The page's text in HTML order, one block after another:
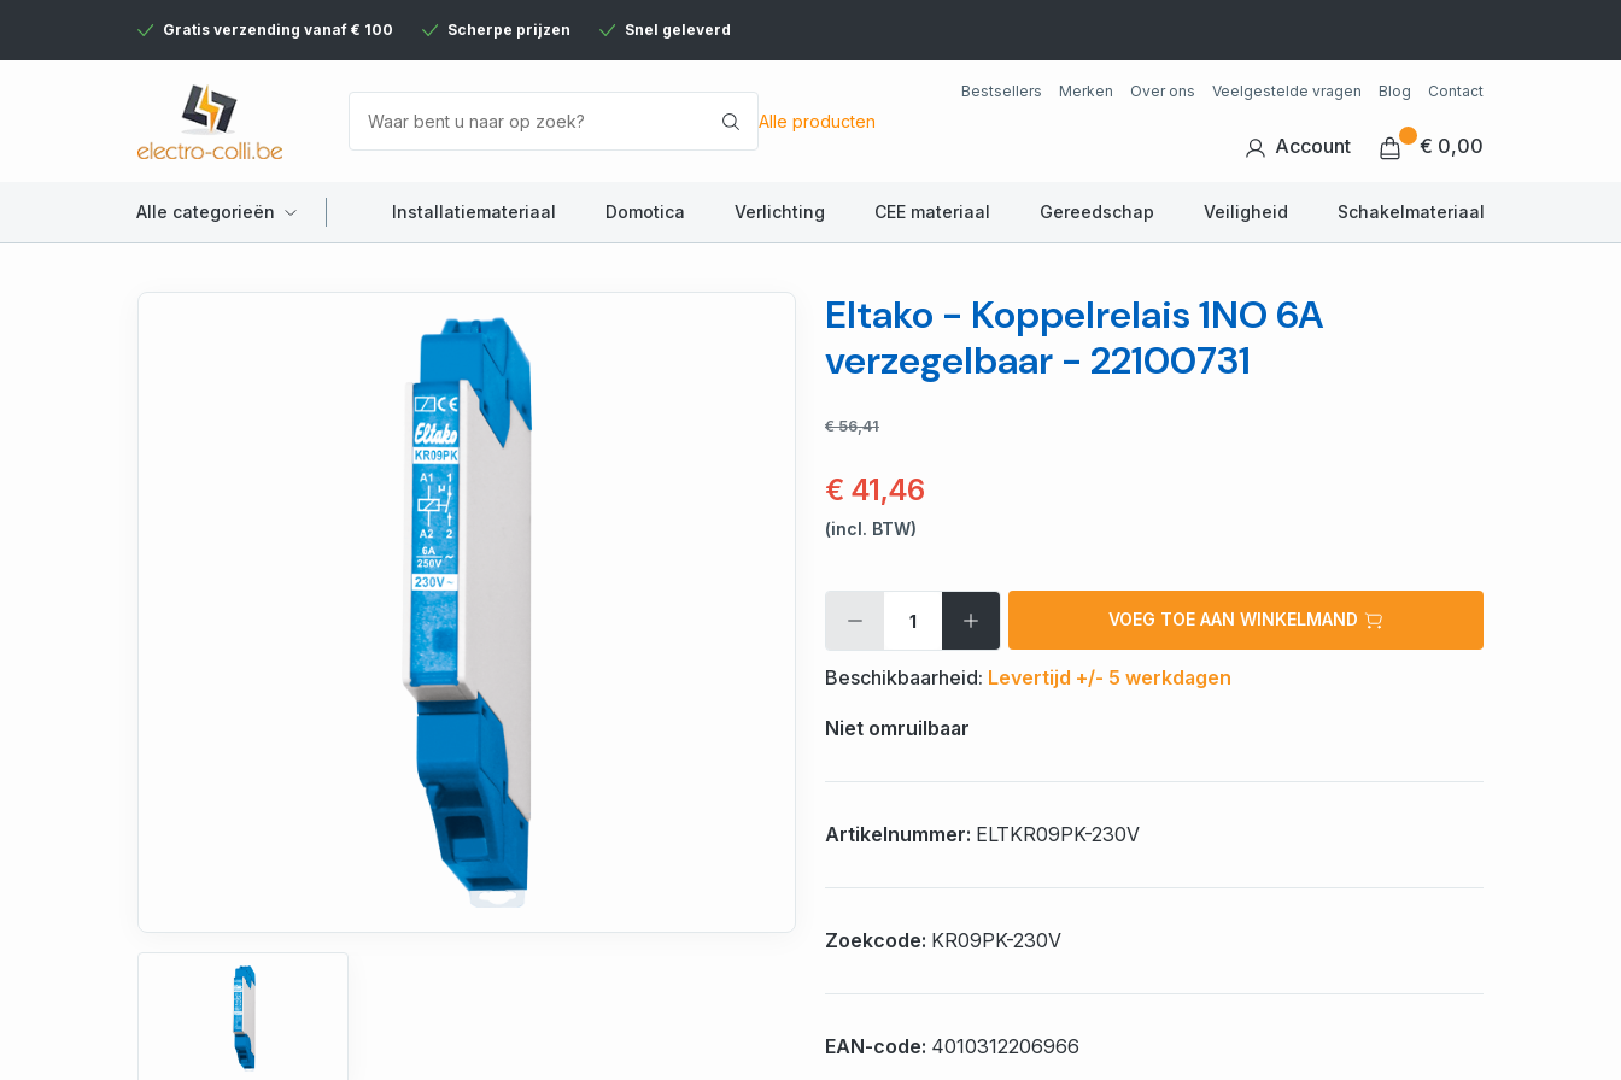
Gratis verzending vanaf € 100 Scherpe prijzen Snel geleverd
Alle producten
Bestsellers Merken Over ons Veelgestelde vragen Blog Contact
Account € 0,00
Alle categorieën Installatiemateriaal Domotica Verlichting CEE materiaal Gereedschap Veiligheid Schakelmateriaal
Eltako - Koppelrelais 1NO 6A
verzegelbaar - 22100731
€ 56,41
€ 41,46
(incl. BTW)
VOEG TOE AAN WINKELMAND
Beschikbaarheid: Levertijd +/- 5 werkdagen
Niet omruilbaar
Artikelnummer: ELTKR09PK-230V
Zoekcode: KR09PK-230V
EAN-code: 4010312206966